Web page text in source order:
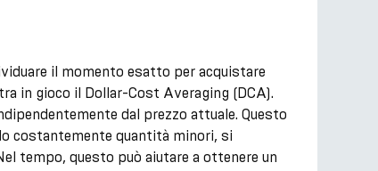
il momento esatto per acquistare
in gioco il Dollar-Cost Averaging (DCA).
dal prezzo attuale. Questo
costantemente quantità minori, si
tempo, questo può aiutare a ottenere un